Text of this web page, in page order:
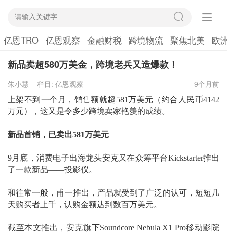
亿恩TRO 亿恩观察 金融财税 跨境物流 聚焦北美 欧
新品卖超580万美金，跨境老兵又造爆款！
朱小慧 栏目: 亿恩观察 9个月前
上架不到一个月 ， 销售额就超581万美元（约合人民币4142
万元）
， 这又是令多少跨境卖家艳羡的成绩。
新品首销，已卖出581万美元
9月底，消费电子出海龙头安克又在众筹平台Kickstarter推出
了一款新品——投影仪。
和往常一般，甫一推出，产品就受到了广泛的认可，短短几
天购买者上千，认购金额达到数百万美元。
截至本文推出， 安克旗下Soundcore Nebula X1 Pro移动影院